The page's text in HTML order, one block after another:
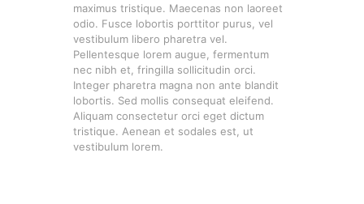
maximus tristique. Maecenas non laoreet
odio. Fusce lobortis porttitor purus, vel
vestibulum libero pharetra vel.
Pellentesque lorem augue, fermentum
nec nibh et, fringilla sollicitudin orci.
Integer pharetra magna non ante blandit
lobortis. Sed mollis consequat eleifend.
Aliquam consectetur orci eget dictum
tristique. Aenean et sodales est, ut
vestibulum lorem.